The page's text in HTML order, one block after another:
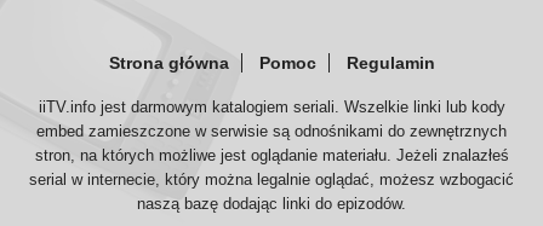
Strona główna Pomoc Regulamin
iiTV.info jest darmowym katalogiem seriali. Wszelkie linki lub kody
embed zamieszczone w serwisie są odnośnikami do zewnętrznych
stron, na których możliwe jest oglądanie materiału. Jeżeli znalazłeś
serial w internecie, który można legalnie oglądać, możesz wzbogacić
naszą bazę dodając linki do epizodów.